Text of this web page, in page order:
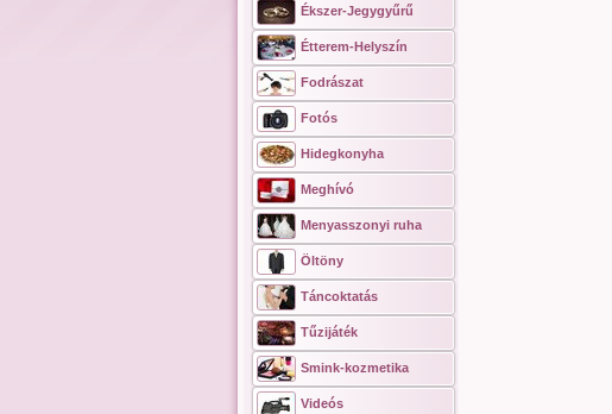
Ékszer-Jegygyűrű
Étterem-Helyszín
Fodrászat
Fotós
Hidegkonyha
Meghívó
Menyasszonyi ruha
Öltöny
Táncoktatás
Tűzijáték
Smink-kozmetika
Videós